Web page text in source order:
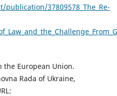
37809578_The_Re-
the European Union.
Rada of Ukraine,